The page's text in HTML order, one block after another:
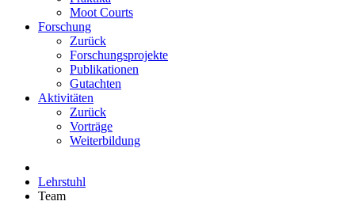
Moot Courts
Forschung
Zurück
Forschungsprojekte
Publikationen
Gutachten
Aktivitäten
Zurück
Vorträge
Weiterbildung
Lehrstuhl
Team